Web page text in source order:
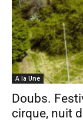
A la Une
Doubs.
cirque, nuit